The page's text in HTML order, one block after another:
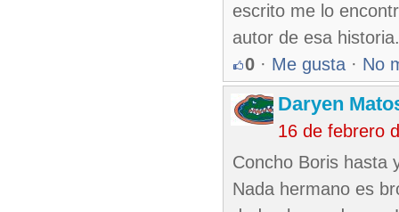
escrito me lo
autor de esa historia.
0 · Me gusta · No
Daryen
16 de febrero
Concho Boris hasta
Nada hermano es